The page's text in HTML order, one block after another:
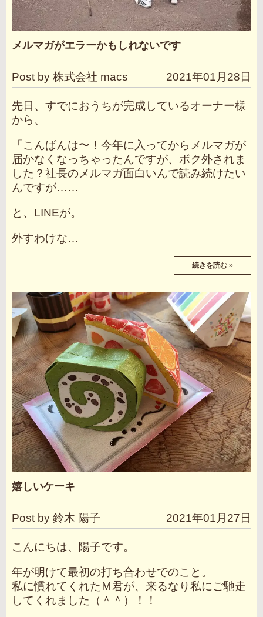
メルマガがエラーかもしれないです
Post by 株式会社 macs 2021年01月28日
先日、すでにおうちが完成しているオーナー様
から、
「こんばんは〜！今年に入ってからメルマガが
届かなくなっちゃったんですが、ボク外されま
した？社長のメルマガ面白いんで読み続けたい
んですが……」
と、LINEが。
外すわけな…
続きを読む »
嬉しいケーキ
Post by 鈴木 陽子 2021年01月27日
こんにちは、陽子です。
年が明けて最初の打ち合わせでのこと。
私に慣れてくれたＭ君が、来るなり私にご馳走
してくれました（＾＾）！！